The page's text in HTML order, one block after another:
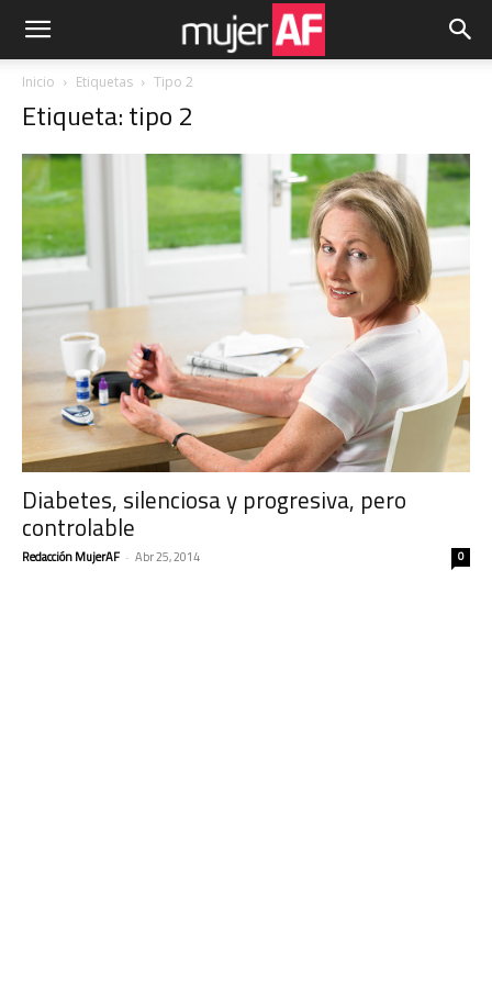
Inicio Etiquetas Tipo 2
Etiqueta: tipo 2
Diabetes, silenciosa y progresiva, pero
controlable
Redacción MujerAF - Abr 25, 2014 0